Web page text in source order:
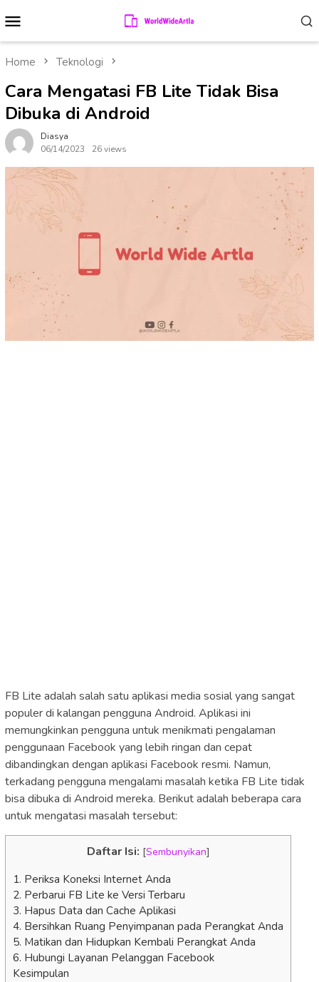
to
contentMenu
Home Teknologi
Cara Mengatasi FB Lite Tidak Bisa
Dibuka di Android
Diasya
06/14/2023
26 views
FB Lite adalah salah satu aplikasi media sosial yang sangat
populer di kalangan pengguna Android. Aplikasi ini
memungkinkan pengguna untuk menikmati pengalaman
penggunaan Facebook yang lebih ringan dan cepat
dibandingkan dengan aplikasi Facebook resmi. Namun,
terkadang pengguna mengalami masalah ketika FB Lite tidak
bisa dibuka di Android mereka. Berikut adalah beberapa cara
untuk mengatasi masalah tersebut:
Daftar Isi: [Sembunyikan]
1. Periksa Koneksi Internet Anda
2. Perbarui FB Lite ke Versi Terbaru
3. Hapus Data dan Cache Aplikasi
4. Bersihkan Ruang Penyimpanan pada Perangkat Anda
5. Matikan dan Hidupkan Kembali Perangkat Anda
6. Hubungi Layanan Pelanggan Facebook
Kesimpulan